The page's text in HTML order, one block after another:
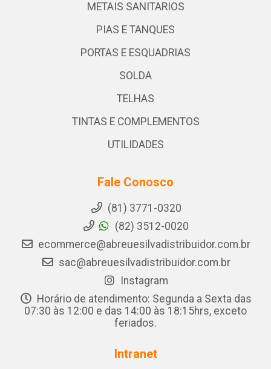
METAIS SANITARIOS
PIAS E TANQUES
PORTAS E ESQUADRIAS
SOLDA
TELHAS
TINTAS E COMPLEMENTOS
UTILIDADES
Fale Conosco
(81) 3771-0320
(82) 3512-0020
ecommerce@abreuesilvadistribuidor.com.br
sac@abreuesilvadistribuidor.com.br
Instagram
Horário de atendimento: Segunda a Sexta das
07:30 às 12:00 e das 14:00 às 18:15hrs, exceto
feriados.
Intranet